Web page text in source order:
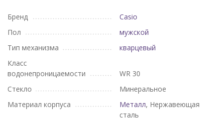
Бренд
Casio
Пол
мужской
Тип механизма
кварцевый
Класс
водонепроницаемости
WR 30
Стекло
Минеральное
Материал корпуса
Металл, Нержавеющая
сталь